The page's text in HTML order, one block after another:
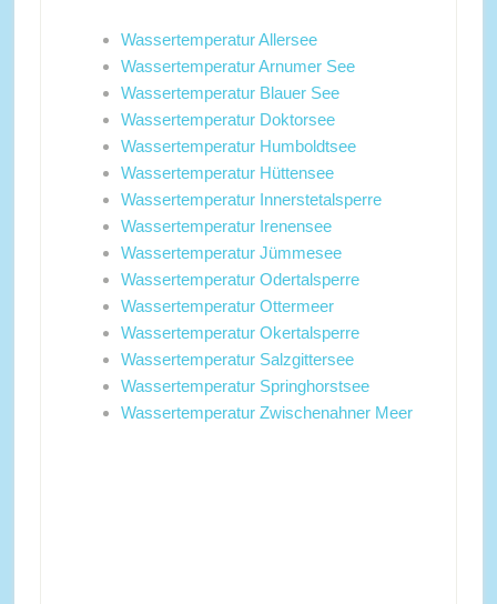
Wassertemperatur Allersee
Wassertemperatur Arnumer See
Wassertemperatur Blauer See
Wassertemperatur Doktorsee
Wassertemperatur Humboldtsee
Wassertemperatur Hüttensee
Wassertemperatur Innerstetalsperre
Wassertemperatur Irenensee
Wassertemperatur Jümmesee
Wassertemperatur Odertalsperre
Wassertemperatur Ottermeer
Wassertemperatur Okertalsperre
Wassertemperatur Salzgittersee
Wassertemperatur Springhorstsee
Wassertemperatur Zwischenahner Meer